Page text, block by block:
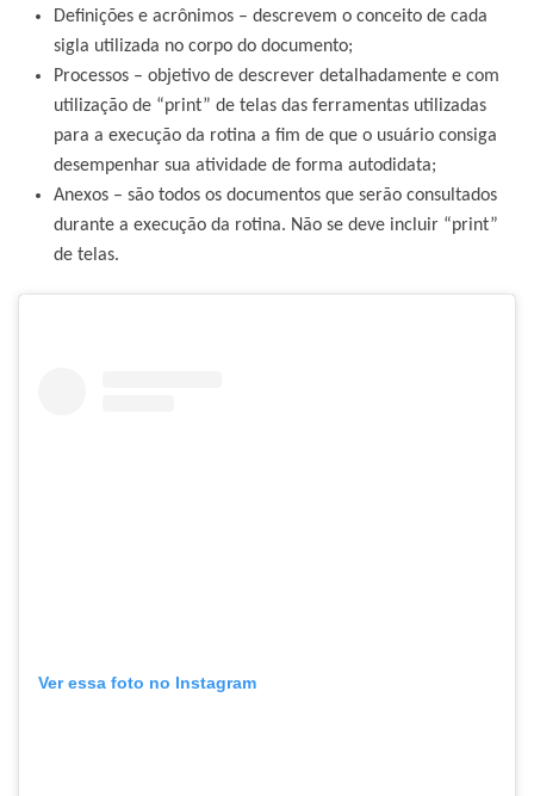
Definições e acrônimos – descrevem o conceito de cada
sigla utilizada no corpo do documento;
Processos – objetivo de descrever detalhadamente e com
utilização de “print” de telas das ferramentas utilizadas
para a execução da rotina a fim de que o usuário consiga
desempenhar sua atividade de forma autodidata;
Anexos – são todos os documentos que serão consultados
durante a execução da rotina. Não se deve incluir “print”
de telas.
Ver essa foto no Instagram